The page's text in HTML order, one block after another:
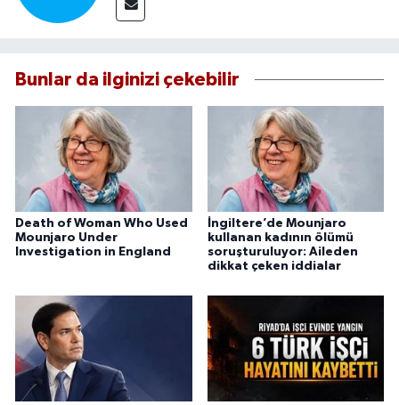
Bunlar da ilginizi çekebilir
Death of Woman Who Used
Mounjaro Under
Investigation in England
İngiltere’de Mounjaro
kullanan kadının ölümü
soruşturuluyor: Aileden
dikkat çeken iddialar